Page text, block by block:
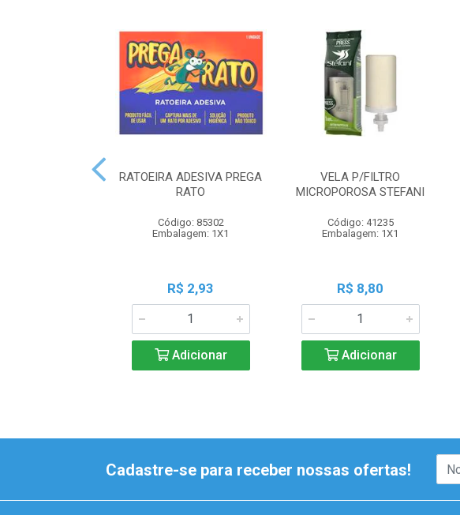
RATOEIRA ADESIVA PREGA
RATO
Código: 85302
Embalagem: 1X1
R$ 2,93
Adicionar
VELA P/FILTRO
MICROPOROSA STEFANI
Código: 41235
Embalagem: 1X1
R$ 8,80
Adicionar
Cadastre-se para receber nossas ofertas!